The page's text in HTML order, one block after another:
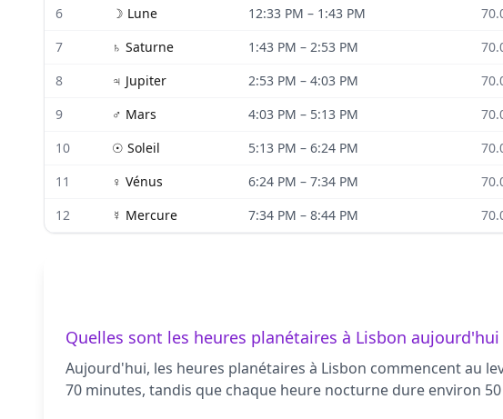
6
☽ Lune 12:33 PM – 1:43 PM
7
♄ Saturne 1:43 PM – 2:53 PM
8
♃ Jupiter 2:53 PM – 4:03 PM
9
♂ Mars 4:03 PM – 5:13 PM
10
☉ Soleil 5:13 PM – 6:24 PM
11
♀ Vénus 6:24 PM – 7:34 PM
12
☿ Mercure 7:34 PM – 8:44 PM
Quelles sont les heures planétaires à Lisbon aujourd'hui
Aujourd'hui, les heures planétaires à Lisbon commencent au
70 minutes, tandis que chaque heure nocturne dure environ